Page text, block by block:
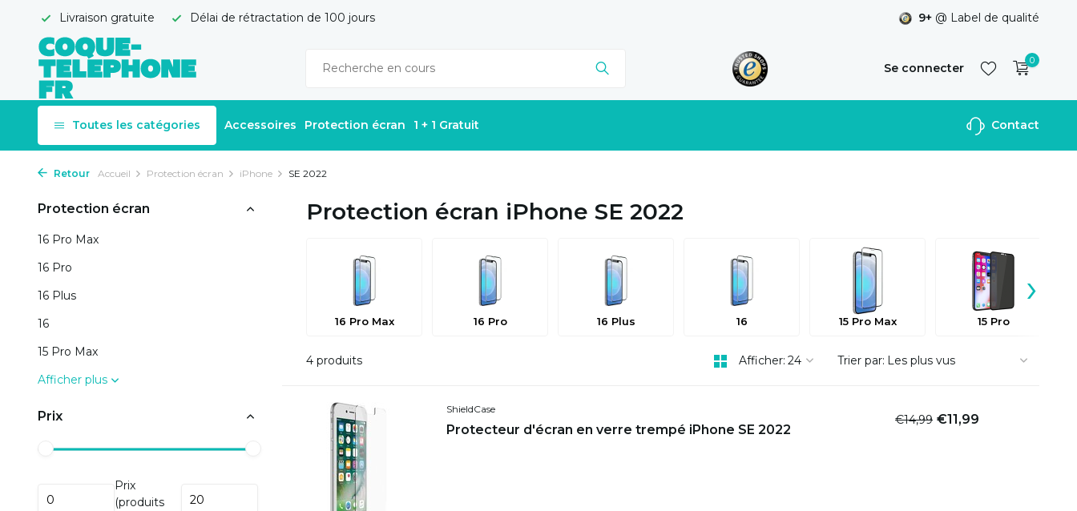
Livraison gratuite Délai de rétractation de 100 jours 9+ @ Label de qualité
Se connecter
S'inscrire
0
Toutes les catégories Accessoires Protection écran 1 + 1 Gratuit Contact
Retour Accueil Protection écran iPhone SE 2022
Protection écran
16 Pro Max
16 Pro
16 Plus
16
15 Pro Max
Afficher plus
Prix
Prix
(produits
Protection écran iPhone SE 2022
16 Pro Max 16 Pro 16 Plus 16 15 Pro Max 15 Pro
›
4 produits Afficher: Trier par:
ShieldCase
Protecteur d'écran en verre trempé iPhone SE 2022
€14,99 €11,99